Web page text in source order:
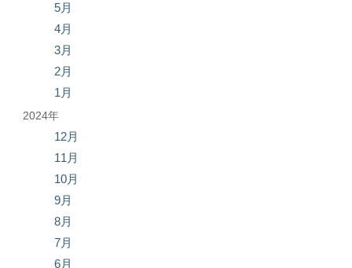
5月
4月
3月
2月
1月
2024年
12月
11月
10月
9月
8月
7月
6月